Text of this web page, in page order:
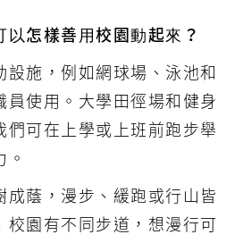
以怎樣善用校園動起來？
設施，例如網球場、泳池和
員使用。大學田徑場和健身
們可在上學或上班前跑步舉
成蔭，漫步、緩跑或行山皆
校園有不同步道，想漫行可